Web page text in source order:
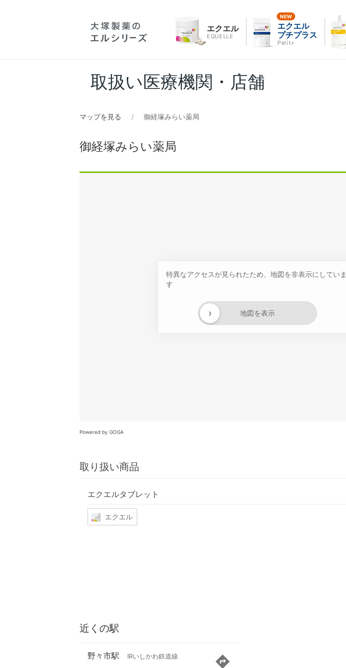
エクエル
EQUELLE
エクエル
プチプラス
Petit+
取扱い医療機関・店舗
マップを見る 御経塚みらい薬局
御経塚みらい薬局
特異なアクセスが見られたため、地図を非表示にしていま
す
地図を表示
›
Powered by GOGA
取り扱い商品
エクエルタブレット
エクエル
近くの駅
野々市駅 IRいしかわ鉄道線